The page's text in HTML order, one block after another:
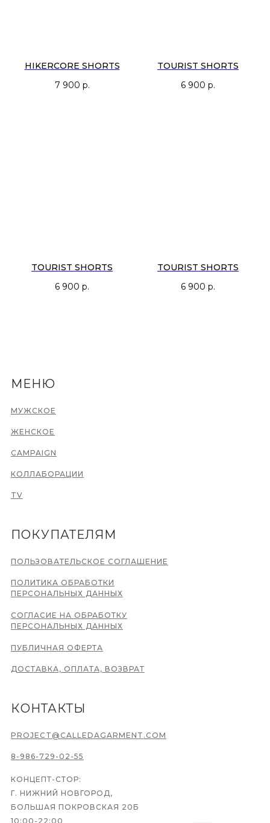
HIKERCORE SHORTS
7 900 р.
TOURIST SHORTS
6 900 р.
TOURIST SHORTS
6 900 р.
TOURIST SHORTS
6 900 р.
МУЖСКОЕ
ЖЕНСКОЕ
CAMPAIGN
КОЛЛАБОРАЦИИ
ПУБЛИЧНАЯ ОФЕРТА
СОГЛАСИЕ НА ОБРАБОТКУ
ПЕРСОНАЛЬНЫХ ДАННЫХ
ПОЛИТИКА ОБРАБОТКИ
ПЕРСОНАЛЬНЫХ ДАННЫХ
ПОЛЬЗОВАТЕЛЬСКОЕ СОГЛАШЕНИЕ
ДОСТАВКА, ОПЛАТА, ВОЗВРАТ
8-986-729-02-55
PROJECT@CALLEDAGARMENT.COM
МЕНЮ
ПОКУПАТЕЛЯМ
КОНТАКТЫ
TV
КОНЦЕПТ-СТОР:
Г. НИЖНИЙ НОВГОРОД,
БОЛЬШАЯ ПОКРОВСКАЯ 20Б
10:00-22:00